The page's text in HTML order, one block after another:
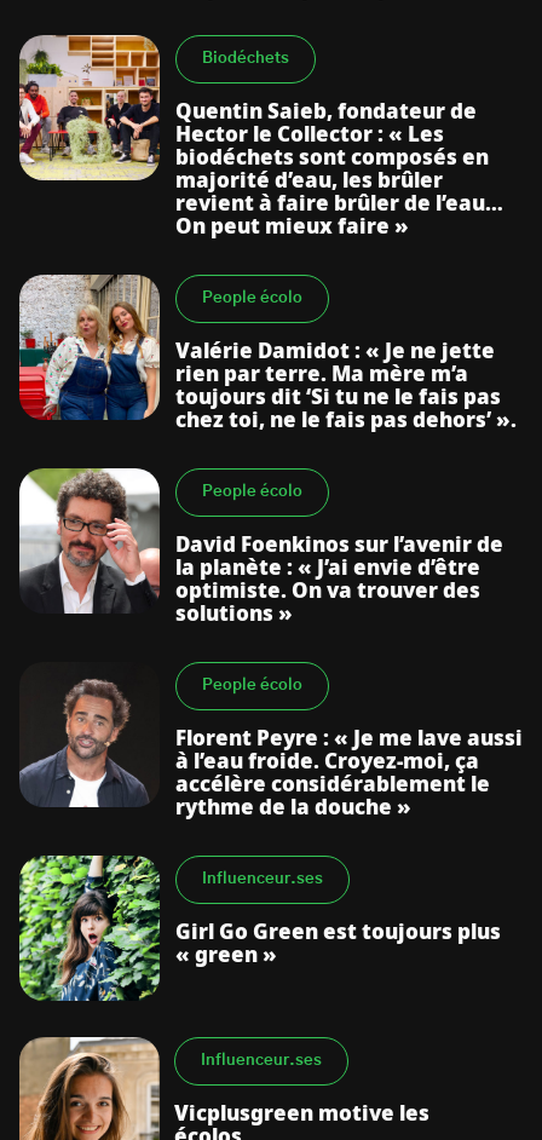
Biodéchets
Quentin Saieb, fondateur de
Hector le Collector : « Les
biodéchets sont composés en
majorité d’eau, les brûler
revient à faire brûler de l’eau…
On peut mieux faire »
People écolo
Valérie Damidot : « Je ne jette
rien par terre. Ma mère m’a
toujours dit ‘Si tu ne le fais pas
chez toi, ne le fais pas dehors’ ».
People écolo
David Foenkinos sur l’avenir de
la planète : « J’ai envie d’être
optimiste. On va trouver des
solutions »
People écolo
Florent Peyre : « Je me lave aussi
à l’eau froide. Croyez-moi, ça
accélère considérablement le
rythme de la douche »
Influenceur.ses
Girl Go Green est toujours plus
« green »
Influenceur.ses
Vicplusgreen motive les